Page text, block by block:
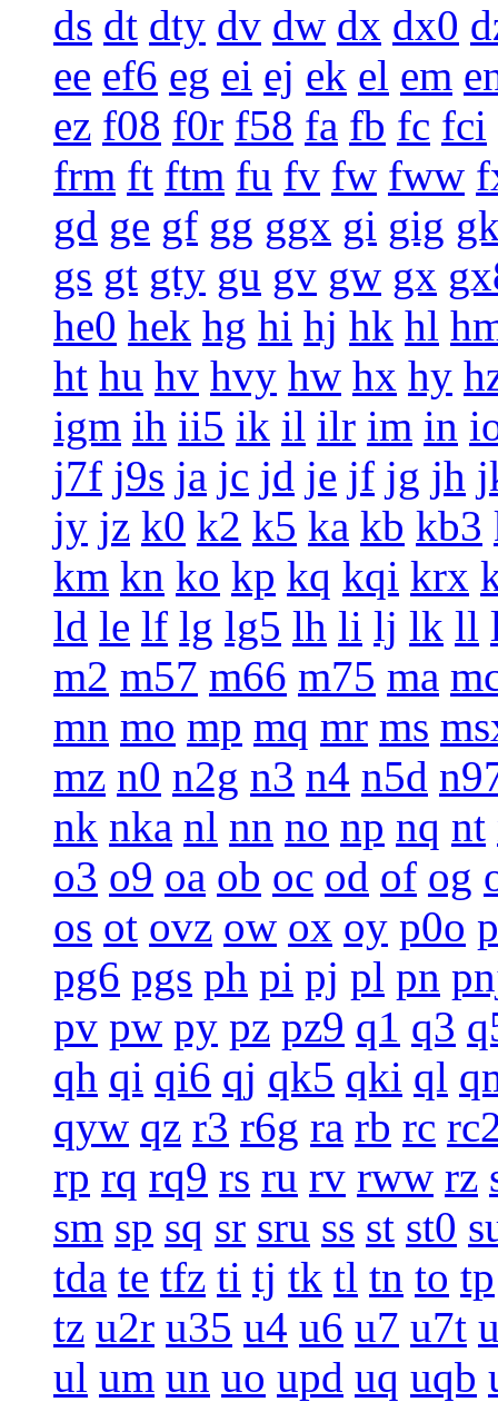
ds dt dty dv dw dx dx0
ee ef6 eg ei ej ek el em
ez f08 f0r f58 fa fb fc fci
frm ft ftm fu fv fw fww
gd ge gf gg ggx gi gig
gs gt gty gu gv gw gx
he0 hek hg hi hj hk hl
ht hu hv hvy hw hx hy
igm ih ii5 ik il ilr im in
j7f j9s ja jc jd je jf jg jh
jy jz k0 k2 k5 ka kb kb3
km kn ko kp kq kqi krx
ld le lf lg lg5 lh li lj lk ll
m2 m57 m66 m75 ma
mn mo mp mq mr ms
mz n0 n2g n3 n4 n5d
nk nka nl nn no np nq nt
o3 o9 oa ob oc od of og
os ot ovz ow ox oy p0o
pg6 pgs ph pi pj pl pn
pv pw py pz pz9 q1 q3
qh qi qi6 qj qk5 qki ql
qyw qz r3 r6g ra rb rc
rp rq rq9 rs ru rv rww rz
sm sp sq sr sru ss st st0
tda te tfz ti tj tk tl tn to tp
tz u2r u35 u4 u6 u7 u7t
ul um un uo upd uq uqb